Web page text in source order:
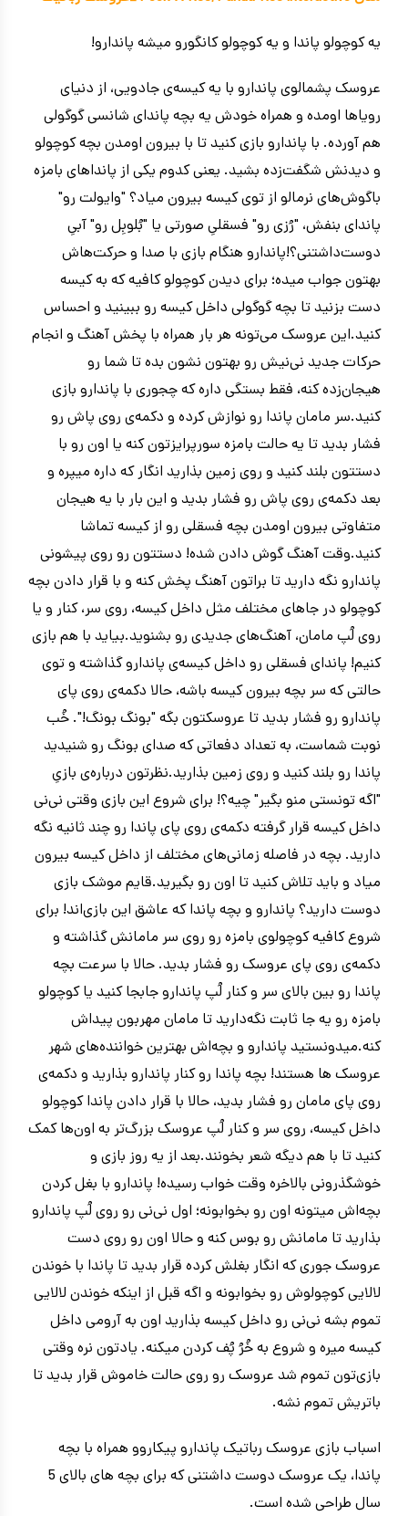
یه کوچولو پاندا و یه کوچولو کانگورو میشه پاندارو!
عروسک پشمالوی پاندارو با یه کیسه‌ی جادویی، از دنیای
رویاها اومده و همراه خودش یه بچه پاندای شانسی گوگولی
هم آورده. با پاندارو بازی کنید تا با بیرون اومدن بچه کوچولو
و دیدنش شگفت‌زده بشید. یعنی کدوم یکی از پانداهای بامزه
باگوش‌های نرمالو از توی کیسه بیرون میاد؟ "وایولت رو"
پاندای بنفش، "رُزی رو" فسقلیِ صورتی یا "بُلوبِل رو" آبیِ
دوست‌داشتنی؟!پاندارو هنگام بازی با صدا و حرکت‌هاش‌
بهتون جواب میده؛ برای دیدن کوچولو کافیه که به کیسه
دست بزنید تا بچه گوگولی داخل کیسه‌ رو ببینید و احساس
کنید.این عروسک می‌تونه هر بار همراه با پخش آهنگ و انجام
حرکات جدید نی‌نیش رو بهتون نشون بده تا شما رو
هیجان‌زده کنه، فقط بستگی داره که چجوری با پاندارو بازی
کنید.سر مامان پاندا رو نوازش کرده و دکمه‌ی روی پاش رو
فشار بدید تا یه حالت بامزه‌ سورپرایزتون کنه یا اون رو با
دستتون بلند کنید و روی زمین بذارید انگار که داره میپره و
بعد دکمه‌ی روی پاش رو فشار بدید و این بار با یه هیجان
متفاوتی بیرون اومدن بچه فسقلی رو از کیسه تماشا
کنید.وقت آهنگ گوش دادن شده! دستتون رو روی پیشونی
پاندارو نگه دارید تا براتون آهنگ پخش کنه و با قرار دادن بچه
کوچولو در جاهای مختلف مثل داخل کیسه‌، روی سر، کنار و یا
روی لُپ مامان، آهنگ‌های جدیدی رو بشنوید.بیاید با هم بازی
کنیم! پاندای فسقلی رو داخل کیسه‌ی پاندارو گذاشته و توی
حالتی که سر بچه بیرون کیسه‌ باشه، حالا دکمه‌ی روی پای
پاندارو رو فشار بدید تا عروسکتون بگه "بونگ بونگ!". خُب
نوبت شماست، به تعداد دفعاتی که صدای بونگ رو شنیدید
پاندا رو بلند کنید و روی زمین بذارید.نظرتون درباره‌ی بازیِ
"اگه تونستی منو بگیر" چیه؟! برای شروع این بازی وقتی نی‌نی
داخل کیسه قرار گرفته دکمه‌ی روی پای پاندا رو چند ثانیه نگه
دارید. بچه در فاصله زمانی‌های مختلف از داخل کیسه بیرون
میاد و باید تلاش کنید تا اون رو بگیرید.قایم موشک بازی
دوست‌ دارید؟ پاندارو و بچه پاندا که عاشق این بازی‌اند! برای
شروع کافیه کوچولوی بامزه رو روی سر مامانش گذاشته و
دکمه‌ی روی پای عروسک رو فشار بدید. حالا با سرعت بچه
پاندا رو بین بالای سر و کنار لُپ پاندارو جابجا کنید یا کوچولو
بامزه رو یه جا ثابت نگه‌دارید تا مامان مهربون پیداش
کنه.میدونستید پاندارو و بچه‌اش بهترین خواننده‌های شهر
عروسک ها هستند! بچه پاندا رو کنار پاندارو بذارید و دکمه‌ی
روی پای مامان رو فشار بدید، حالا با قرار دادن پاندا کوچولو
داخل کیسه، روی سر و کنار لُپ عروسک بزرگ‌تر به اون‌ها کمک
کنید تا با هم دیگه شعر بخونند.بعد از یه روز بازی و
خوشگذرونی بالاخره وقت خواب رسیده! پاندارو با بغل کردن
بچه‌اش میتونه اون رو بخوابونه؛ اول نی‌نی رو روی لُپ پاندارو
بذارید تا مامانش رو بوس کنه و حالا اون رو روی دست
عروسک جوری که انگار بغلش کرده قرار بدید تا پاندا با خوندن
لالایی کوچولوش رو بخوابونه و اگه قبل از اینکه خوندن لالایی
تموم بشه نی‌نی رو داخل کیسه‌‌ بذارید اون به آرومی داخل
کیسه میره و شروع به خُرُ پُف کردن میکنه. یادتون نره وقتی
بازی‌تون تموم شد عروسک رو روی حالت خاموش قرار بدید تا
باتریش تموم نشه.
اسباب بازی عروسک رباتیک پاندارو پیکاروو همراه با بچه
پاندا، یک عروسک دوست داشتنی که برای بچه های بالای 5
سال طراحی شده است.